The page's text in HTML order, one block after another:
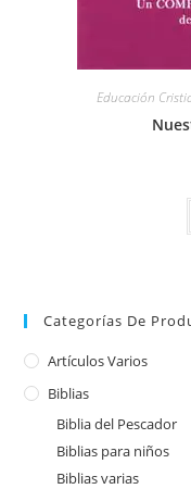
Educación
Categorías De
Artículos Varios
Biblias
Biblia del Pescador
Biblias para niños
Biblias varias